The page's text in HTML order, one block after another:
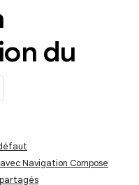
du
Navigation Compose